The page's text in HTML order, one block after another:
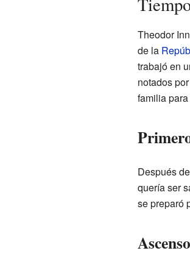
Theodor
de la
trabajó en
notados
familia
Después
quería ser
se preparó